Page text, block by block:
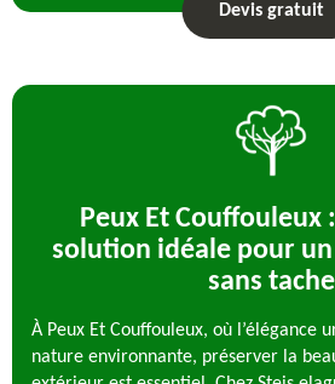
Devis gratuit
Peux Et Couffouleux
solution idéale pour
sans tache
À Peux Et Couffouleux, où l’élégance
nature environnante, préserver la